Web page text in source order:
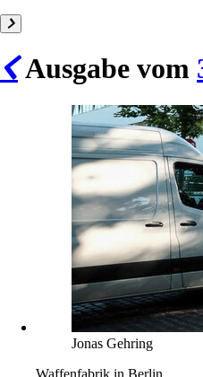
Ausgabe vom
Jonas Gehring
Waffenfabrik in Berlin